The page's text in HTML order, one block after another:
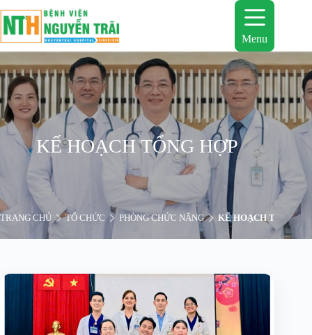
đến
phần
nội
dung
Menu
KẾ HOẠCH TỔNG HỢP
TRANG CHỦ TỔ CHỨC PHÒNG CHỨC NĂNG KẾ HOẠCH TỔNG